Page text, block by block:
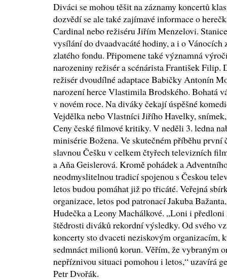
Diváci se mohou těšit na záznamy koncertů
dozvědí se ale také zajímavé informace o
Cardinal nebo režiséru Jiřím Menzelovi.
vysílání do dvaadvacáté hodiny, a i o
zlatého fondu. Připomene také významná
narozeniny režisér a scénárista František Filip.
režisér dvoudílné adaptace Babičky Antonín
narození herce Vlastimila Brodského. Bohatá
v novém roce. Na diváky čekají úspěšné
Vejdělka nebo Vlastníci Jiřího Havelky,
Ceny české filmové kritiky. V neděli 3. ledna
minisérie Božena. Ve skutečném příběhu první
slavnou Češku v celkem čtyřech televizních
a Aňa Geislerová. Kromě pohádek a
neodmyslitelnou tradicí spojenou s Českou
letos budou pomáhat již po třicáté. Veřejná
organizace, letos pod patronací Jakuba
Hudečka a Leony Machálkové. „Loni i
štědrosti diváků rekordní výsledky. Od svého
koncerty sto dvaceti neziskovým organizacím,
sedmnáct milionů korun. Věřím, že vybraným
nepříznivou situaci pomohou i letos,“ uzavírá
Petr Dvořák.